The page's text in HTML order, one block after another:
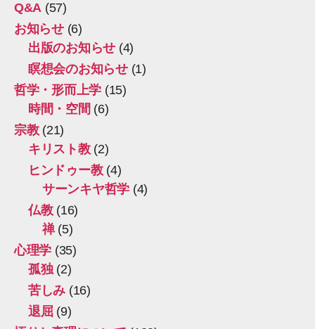
Q&A (57)
お知らせ(6)
出版のお知らせ (4)
瞑想会のお知らせ(1)
哲学・形而上学 (15)
時間・空間 (6)
宗教(21)
キリスト教(2)
ヒンドゥー教(4)
サーンキヤ哲学 (4)
仏教(16)
禅(5)
心理学 (35)
孤独(2)
苦しみ (16)
退屈(9)